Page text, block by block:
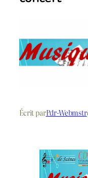
Écrit parPdr-Webmstr